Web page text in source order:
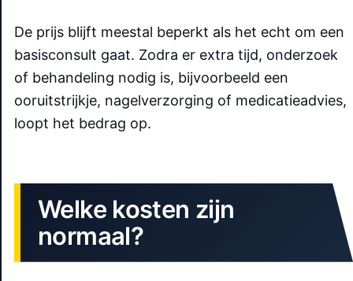
De prijs blijft meestal beperkt als het echt om een
basisconsult gaat. Zodra er extra tijd, onderzoek
of behandeling nodig is, bijvoorbeeld een
ooruitstrijkje, nagelverzorging of medicatieadvies,
loopt het bedrag op.
Welke kosten zijn
normaal?